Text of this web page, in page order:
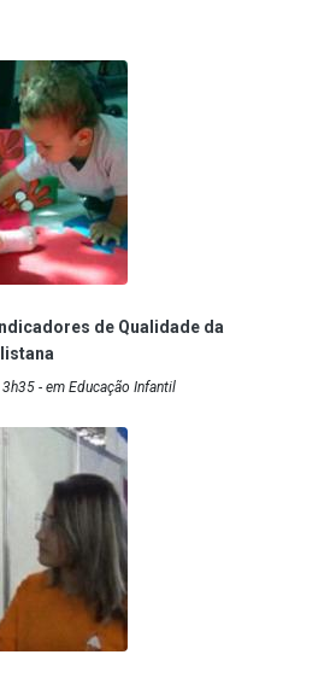
de Qualidade da
- em Educação Infantil